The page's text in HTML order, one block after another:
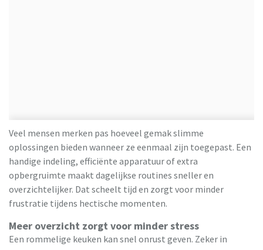
Veel mensen merken pas hoeveel gemak slimme
oplossingen bieden wanneer ze eenmaal zijn toegepast. Een
handige indeling, efficiënte apparatuur of extra
opbergruimte maakt dagelijkse routines sneller en
overzichtelijker. Dat scheelt tijd en zorgt voor minder
frustratie tijdens hectische momenten.
Meer overzicht zorgt voor minder stress
Een rommelige keuken kan snel onrust geven. Zeker in